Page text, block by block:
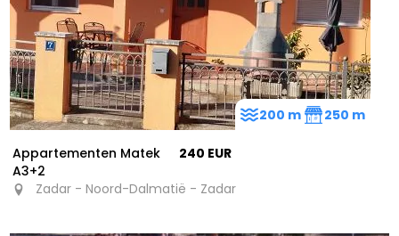
Appartementen Matek
A3+2
240 EUR
Zadar - Noord-Dalmatië - Zadar
200 m 250 m